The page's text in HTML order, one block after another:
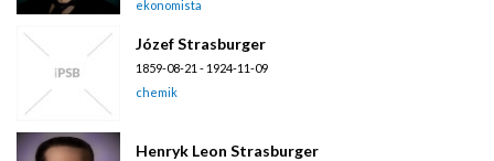
ekonomista
Józef Strasburger
1859-08-21 - 1924-11-09
chemik
Henryk Leon Strasburger